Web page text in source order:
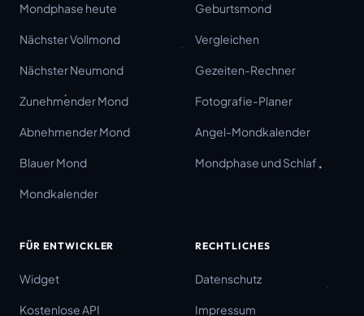
Mondphase heute
Nächster Vollmond
Nächster Neumond
Zunehmender Mond
Abnehmender Mond
Blauer Mond
Mondkalender
Geburtsmond
Vergleichen
Gezeiten-Rechner
Fotografie-Planer
Angel-Mondkalender
Mondphase und Schlaf
FÜR ENTWICKLER
Widget
Kostenlose API
RECHTLICHES
Datenschutz
Impressum